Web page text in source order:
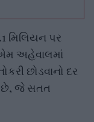
મિલિયન પર
એમ અહેવાલમાં
છોડવાનો દર
છે, જે સતત